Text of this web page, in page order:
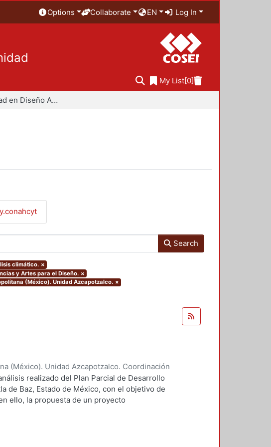
Options Collaborate EN Log In
My List[0]
Especialidad en Diseño Ambiental
Search
climático. ×
y Artes para el Diseño. ×
(México). Unidad Azcapotzalco. ×
(México). Unidad Azcapotzalco. Coordinación
)Ramírez Durán, Karen Ivonne
realizado del Plan Parcial de Desarrollo
de Baz, Estado de México, con el objetivo de
ello, la propuesta de un proyecto